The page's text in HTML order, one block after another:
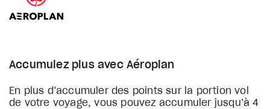
Accumulez plus avec Aéroplan
En plus d’accumuler des points sur la portion vol
de votre voyage, vous pouvez accumuler jusqu’à 4